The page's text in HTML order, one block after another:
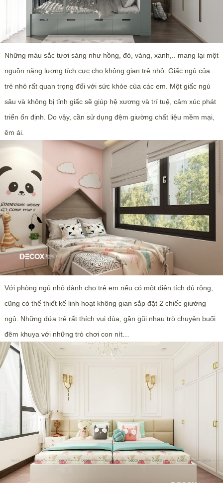
Những màu sắc tươi sáng như hồng, đỏ, vàng, xanh,.. mang lại một
nguồn năng lượng tích cực cho không gian trẻ nhỏ. Giấc ngủ của
trẻ nhỏ rất quan trọng đối với sức khỏe của các em. Một giấc ngủ
sâu và không bị tỉnh giấc sẽ giúp hệ xương và trí tuệ, cảm xúc phát
triển ổn định. Do vậy, cần sử dụng đệm giường chất liệu mềm mại,
êm ái.
Với phòng ngủ nhỏ dành cho trẻ em nếu có một diện tích đủ rộng,
cũng có thể thiết kế linh hoạt không gian sắp đặt 2 chiếc giường
ngủ. Những đứa trẻ rất thích vui đùa, gần gũi nhau trò chuyện buổi
đêm khuya với những trò chơi con nít…